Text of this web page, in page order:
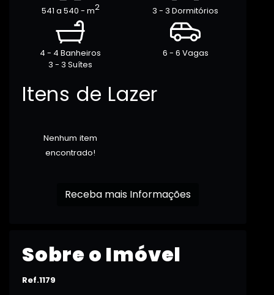
541 a 540 - m2 3 - 3 Dormitórios
4 - 4 Banheiros
3 - 3 Suítes
6 - 6 Vagas
Itens de Lazer
Nenhum item
encontrado!
Receba mais Informações
Sobre o Imóvel
Ref.1179